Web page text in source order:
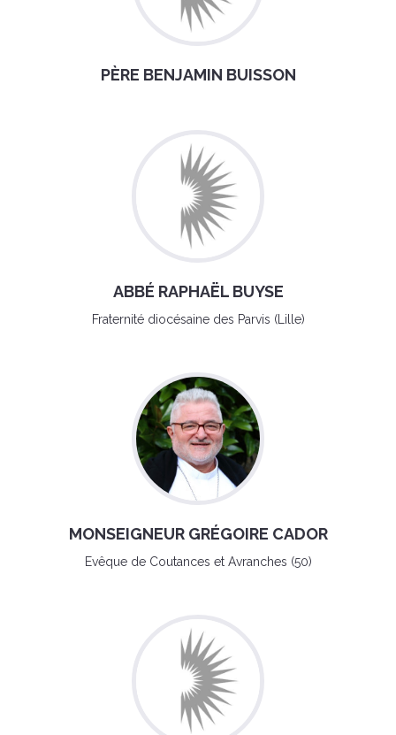
PÈRE BENJAMIN BUISSON
ABBÉ RAPHAËL BUYSE
Fraternité diocésaine des Parvis (Lille)
MONSEIGNEUR GRÉGOIRE CADOR
Evêque de Coutances et Avranches (50)